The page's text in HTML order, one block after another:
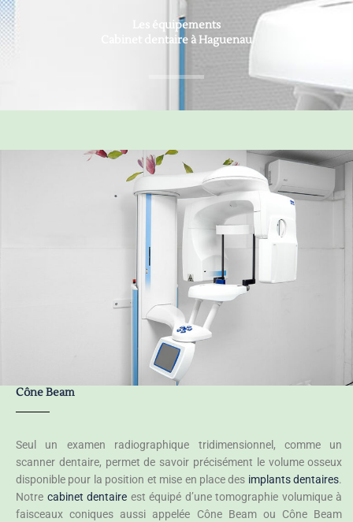
Les équipements
Cabinet dentaire à Haguenau
Cône Beam
Seul un examen radiographique tridimensionnel, comme un
scanner dentaire, permet de savoir précisément le volume osseux
disponible pour la position et mise en place des implants dentaires.
Notre cabinet dentaire est équipé d’une tomographie volumique à
faisceaux coniques aussi appelée Cône Beam ou Cône Beam